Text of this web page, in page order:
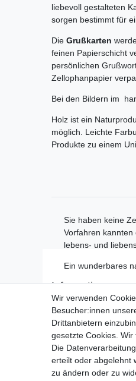
liebevoll gestalteten
sorgen bestimmt für
Die Grußkarten
feinen Papierschicht
persönlichen
Zellophanpapier
Bei den Bildern im
Holz ist ein
möglich. Leichte
Produkte zu einem
Sie haben keine
Vorfahren
lebens- und
Ein wunderbares
Informationen
Kontakt
Wiederverkäufer /
Wir verwenden
Besucher:innen
Drittanbietern
gesetzte Cookies. Wir
Die
erteilt oder abgelehnt
zu ändern oder zu